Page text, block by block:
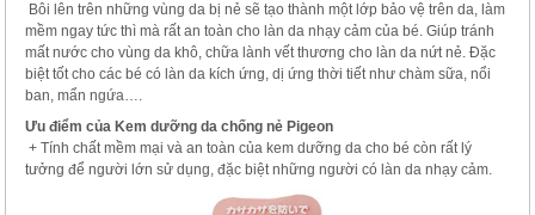
Bôi lên trên những vùng da bị nẻ sẽ tạo thành một lớp bảo vệ trên da, làm
mềm ngay tức thì mà rất an toàn cho làn da nhạy cảm của bé. Giúp tránh
mất nước cho vùng da khô, chữa lành vết thương cho làn da nứt nẻ. Đặc
biệt tốt cho các bé có làn da kích ứng, dị ứng thời tiết như chàm sữa, nổi
ban, mẩn ngứa….
Ưu điểm của Kem dưỡng da chống nẻ Pigeon
+ Tính chất mềm mại và an toàn của kem dưỡng da cho bé còn rất lý
tưởng để người lớn sử dụng, đặc biệt những người có làn da nhạy cảm.